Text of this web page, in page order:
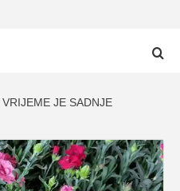
VRIJEME JE SADNJE